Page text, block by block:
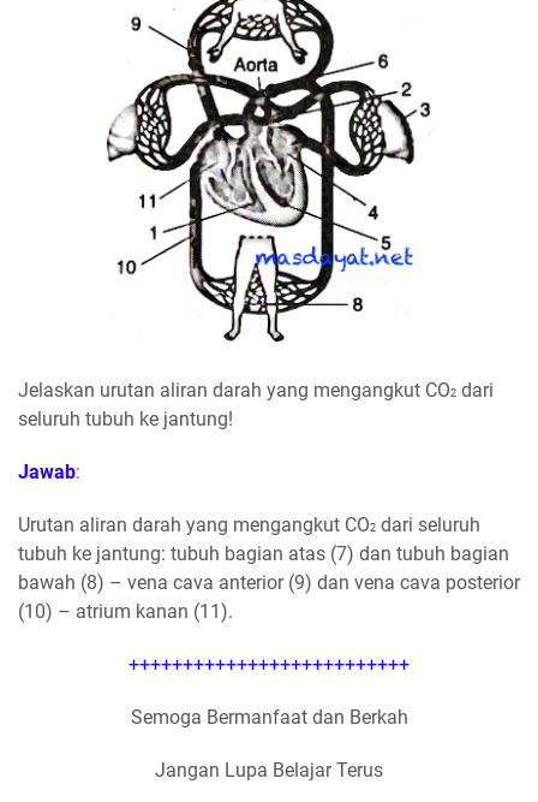
Jelaskan urutan aliran darah yang mengangkut CO2 dari
seluruh tubuh ke jantung!
Jawab:
Urutan aliran darah yang mengangkut CO2 dari seluruh
tubuh ke jantung: tubuh bagian atas (7) dan tubuh bagian
bawah (8) – vena cava anterior (9) dan vena cava posterior
(10) – atrium kanan (11).
++++++++++++++++++++++++++
Semoga Bermanfaat dan Berkah
Jangan Lupa Belajar Terus